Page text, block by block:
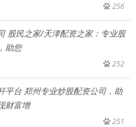
256
股民之家/天津配资之家：专业股
助您
252
平台 郑州专业炒股配资公司，助
财富增
251